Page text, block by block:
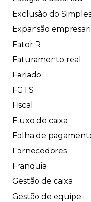
Exclusão do
Expansão
Fator R
Faturamento real
Feriado
FGTS
Fiscal
Fluxo de caixa
Folha de
Fornecedores
Franquia
Gestão de caixa
Gestão de equipe